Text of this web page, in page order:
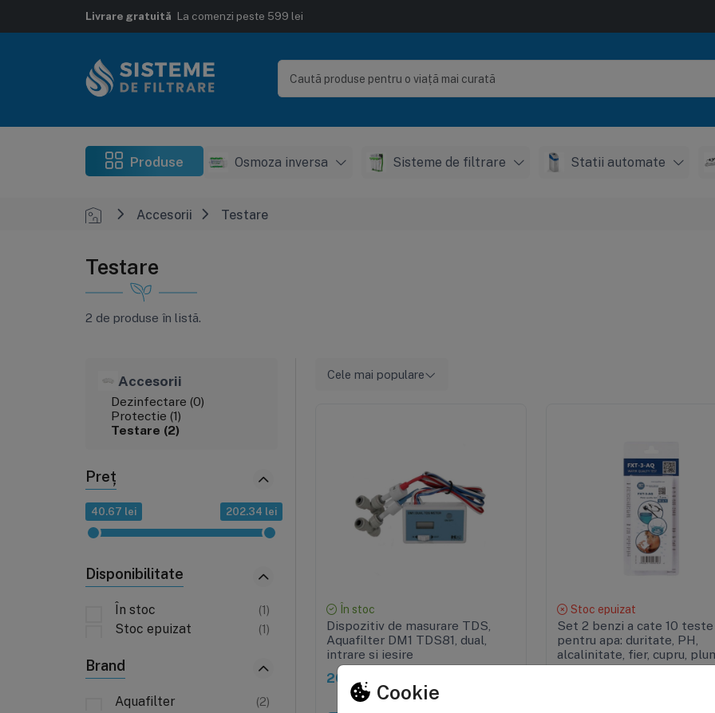
Livrare gratuită La comenzi peste 599 lei
Produse Osmoza inversa Sisteme de filtrare Statii automate
Accesorii Testare
Testare
2 de produse în listă.
Accesorii
Dezinfectare (0)
Protectie (1)
Testare (2)
Preț
40.67 lei 202.34 lei
Disponibilitate
În stoc (1)
Stoc epuizat (1)
Brand
Aquafilter (2)
Cele mai populare
În stoc
Dispozitiv de masurare TDS,
Aquafilter DM1 TDS81, dual,
intrare si iesire
202,34 lei
Stoc epuizat
Set 2 benzi a cate 10 teste
pentru apa: duritate, PH,
alcalinitate, fier, cupru,
nitrati, nitriti, clor, fluor
Cookie